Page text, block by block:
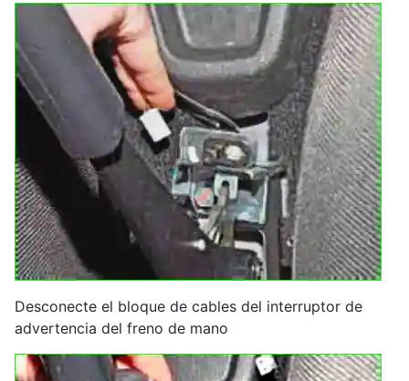
Desconecte el bloque de cables del interruptor de
advertencia del freno de mano